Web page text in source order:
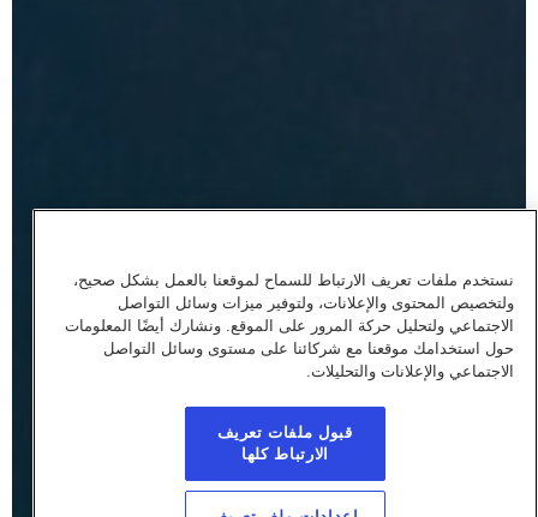
نستخدم ملفات تعريف الارتباط للسماح لموقعنا بالعمل بشكل صحيح،
ولتخصيص المحتوى والإعلانات، ولتوفير ميزات وسائل التواصل
الاجتماعي ولتحليل حركة المرور على الموقع. ونشارك أيضًا المعلومات
حول استخدامك موقعنا مع شركائنا على مستوى وسائل التواصل
الاجتماعي والإعلانات والتحليلات.
قبول ملفات تعريف
الارتباط كلها